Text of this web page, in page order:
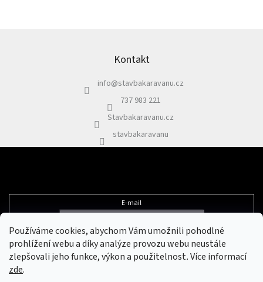
Používáme cookies, abychom Vám umožnili pohodlné
prohlížení webu a díky analýze provozu webu neustále
zlepšovali jeho funkce, výkon a použitelnost.Více informací
zde.
Kontakt
info@stavbakaravanu.cz
737 983 221
Stavbakaravanu.cz
stavbakaravanu
E-mail
Vložením e-mailu souhlasíte s podmínkami ochrany osobních údajů